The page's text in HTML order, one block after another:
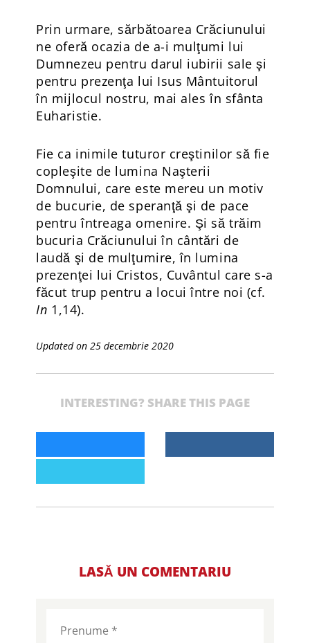
Prin urmare, sărbătoarea Crăciunului
ne oferă ocazia de a-i mulţumi lui
Dumnezeu pentru darul iubirii sale şi
pentru prezenţa lui Isus Mântuitorul
în mijlocul nostru, mai ales în sfânta
Euharistie.
Fie ca inimile tuturor creştinilor să fie
copleşite de lumina Naşterii
Domnului, care este mereu un motiv
de bucurie, de speranţă şi de pace
pentru întreaga omenire. Şi să trăim
bucuria Crăciunului în cântări de
laudă şi de mulţumire, în lumina
prezenţei lui Cristos, Cuvântul care s-a
făcut trup pentru a locui între noi (cf.
In 1,14).
Updated on 25 decembrie 2020
INTERESTING? SHARE THIS PAGE
LASĂ UN COMENTARIU